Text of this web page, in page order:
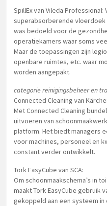
SpillEx van Vileda Professional:
superabsorberende
was bedoeld voor de
operatiekamers waar soms
Maar de toepassingen zijn
openbare ruimtes, etc. waar
worden aangepakt.
categorie reinigingsbeheer en
Connected Cleaning van
Met Connected Cleaning
uitvoeren van
platform. Het biedt managers
voor machines, personeel en
constant verder ontwikkelt.
Tork EasyCube van SCA:
Om schoonmaakschema’s in
maakt Tork EasyCube gebruik
gekoppeld aan een systeem in